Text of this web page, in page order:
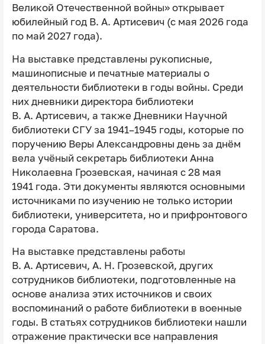
Великой Отечественной войны» открывает
юбилейный год В. А. Артисевич (с мая 2026 года
по май 2027 года).
На выставке представлены рукописные,
машинописные и печатные материалы о
деятельности библиотеки в годы войны. Среди
них дневники директора библиотеки
В. А. Артисевич, а также Дневники Научной
библиотеки СГУ за 1941–1945 годы, которые по
поручению Веры Александровны день за днём
вела учёный секретарь библиотеки Анна
Николаевна Грозевская, начиная с 28 мая
1941 года. Эти документы являются основными
источниками по изучению не только истории
библиотеки, университета, но и прифронтового
города Саратова.
На выставке представлены работы
В. А. Артисевич, А. Н. Грозевской, других
сотрудников библиотеки, подготовленные на
основе анализа этих источников и своих
воспоминаний о работе библиотеки в военные
годы. В статьях сотрудников библиотеки нашли
отражение практически все направления